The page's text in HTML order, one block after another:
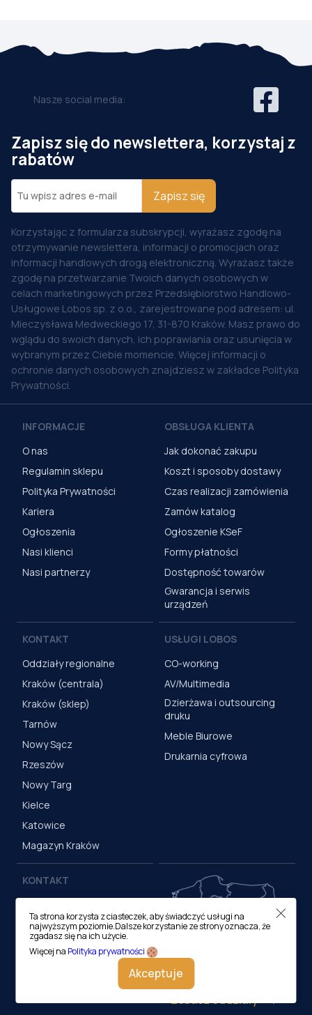
Nasze social media:
Zapisz się do newslettera, korzystaj z
rabatów
Zapisz się
Korzystając z formularza subskrypcji, wyrażasz zgodę na
otrzymywanie newslettera, informacji o promocjach oraz
informacji handlowych drogą elektroniczną. Wyrażasz także
zgodę na przetwarzanie Twoich danych osobowych w
celach marketingowych przez Przedsiębiorstwo Handlowo-
Usługowe Lobos sp. z o.o., zarejestrowane pod adresem: ul.
Mieczysława Medweckiego 17, 31-870 Kraków. Masz prawo do
wglądu do swoich danych, ich poprawiania oraz usunięcia w
wybranym przez Ciebie momencie. Więcej informacji o
ochronie danych osobowych znajdziesz w zakładce Polityka
Prywatności.
INFORMACJE
O nas
Regulamin sklepu
Polityka Prywatności
Kariera
Ogłoszenia
Nasi klienci
Nasi partnerzy
OBSŁUGA KLIENTA
Jak dokonać zakupu
Koszt i sposoby dostawy
Czas realizacji zamówienia
Zamów katalog
Ogłoszenie KSeF
Formy płatności
Dostępność towarów
Gwarancja i serwis
urządzeń
KONTAKT
Oddziały regionalne
Kraków (centrala)
Kraków (sklep)
Tarnów
Nowy Sącz
Rzeszów
Nowy Targ
Kielce
Katowice
Magazyn Kraków
USŁUGI LOBOS
CO-working
AV/Multimedia
Dzierżawa i outsourcing
druku
Meble Biurowe
Drukarnia cyfrowa
KONTAKT
ul. M. Medweckiego 17, 31-
870 Kraków
tel.:12 413 20 00
biuro@lobos.pl
Zobacz oddziały
Ta strona korzysta z ciasteczek, aby świadczyć usługi na
najwyższym poziomie.Dalsze korzystanie ze strony oznacza, że
zgadasz się na ich użycie.
Więcej na Polityka prywatności
Akceptuje